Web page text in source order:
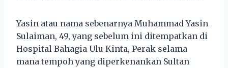
Yasin atau nama sebenarnya Muhammad Yasin
Sulaiman, 49, yang sebelum ini ditempatkan di
Hospital Bahagia Ulu Kinta, Perak selama
mana tempoh yang diperkenankan Sultan